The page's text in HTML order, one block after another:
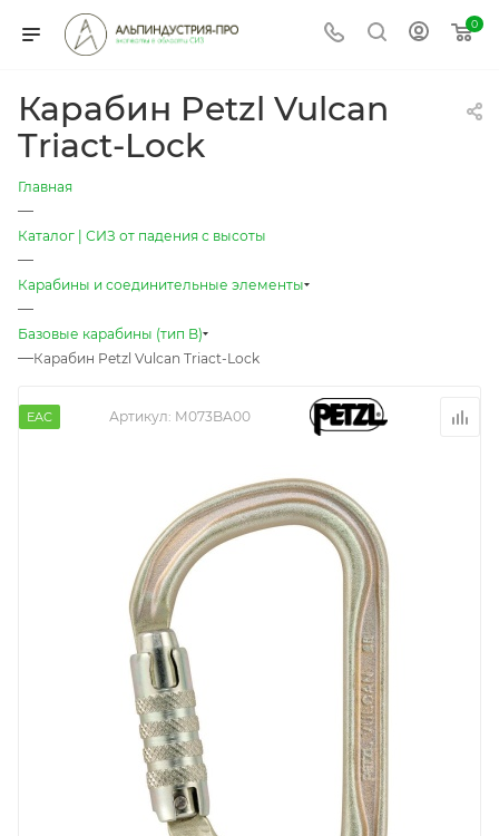
0
Карабин Petzl Vulcan
Triact-Lock
Главная
—
Каталог | СИЗ от падения с высоты
—
Карабины и соединительные элементы
—
Базовые карабины (тип B)
—Карабин Petzl Vulcan Triact-Lock
EAC Артикул: M073BA00